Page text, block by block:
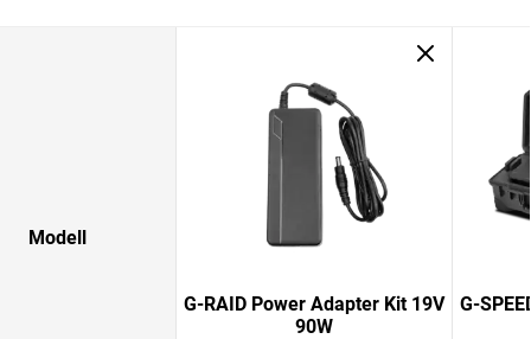
Modell
G-RAID Power Adapter Kit 19V
90W
G-